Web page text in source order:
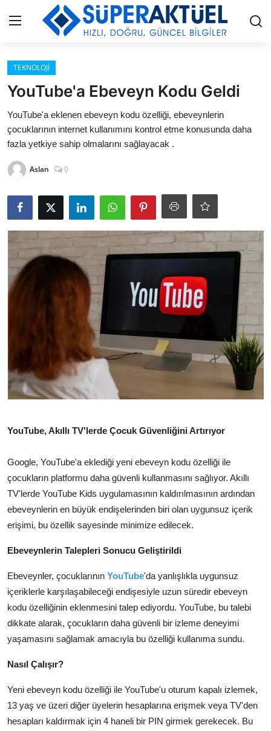
Giriş
HAKKIMIZDA
KÜNYE
İŞ BİRLİĞİ
MÜZİK
TEKNOLOJİ
RÜYA TABİRİ
ÖNEMLİ GÜNLER
GALERİ
TEKNOLOJİ
YouTube'a Ebeveyn Kodu Geldi
YouTube'a eklenen ebeveyn kodu özelliği, ebeveynlerin
çocuklarının internet kullanımını kontrol etme konusunda daha
fazla yetkiye sahip olmalarını sağlayacak .
Aslan 0
YouTube, Akıllı TV'lerde Çocuk Güvenliğini Artırıyor
Google, YouTube'a eklediği yeni ebeveyn kodu özelliği ile
çocukların platformu daha güvenli kullanmasını sağlıyor. Akıllı
TV'lerde YouTube Kids uygulamasının kaldırılmasının ardından
ebeveynlerin en büyük endişelerinden biri olan uygunsuz içerik
erişimi, bu özellik sayesinde minimize edilecek.
Ebeveynlerin Talepleri Sonucu Geliştirildi
Ebeveynler, çocuklarının YouTube'da yanlışlıkla uygunsuz
içeriklerle karşılaşabileceği endişesiyle uzun süredir ebeveyn
kodu özelliğinin eklenmesini talep ediyordu. YouTube, bu talebi
dikkate alarak, çocukların daha güvenli bir izleme deneyimi
yaşamasını sağlamak amacıyla bu özelliği kullanıma sundu.
Nasıl Çalışır?
Yeni ebeveyn kodu özelliği ile YouTube'u oturum kapalı izlemek,
13 yaş ve üzeri diğer üyelerin hesaplarına erişmek veya TV'den
hesapları kaldırmak için 4 haneli bir PIN girmek gerekecek. Bu